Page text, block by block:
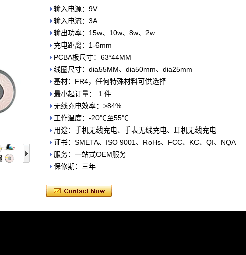
输入电源：9V
输入电流：3A
输出功率：15w、10w、8w、2w
充电距离：1-6mm
PCBA板尺寸：63*44MM
线圈尺寸：dia55MM、dia50mm、dia25mm
基材：FR4，任何特殊材料可供选择
最小起订量： 1 件
无线充电效率：>84%
工作温度：-20℃至55℃
用途：手机无线充电、手表无线充电、耳机无线充电
证书：SMETA、ISO 9001、RoHs、FCC、KC、QI、NQA
服务：一站式OEM服务
保修期：三年